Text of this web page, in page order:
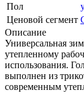
Пол
Ценовой сегмент
Описание
Универсальная
утепленному
использования.
выполнен из
современным